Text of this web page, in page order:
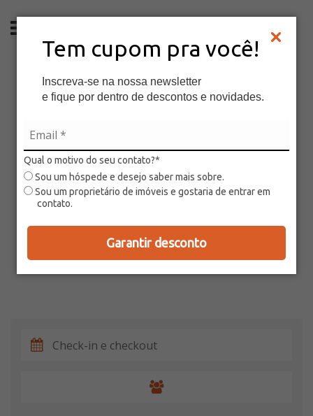
Tem cupom pra você!
Inscreva-se na nossa newsletter
e fique por dentro de descontos e novidades.
Qual o motivo do seu contato?*
Sou um hóspede e desejo saber mais sobre.
Sou um proprietário de imóveis e gostaria de entrar em
contato.
Garantir desconto